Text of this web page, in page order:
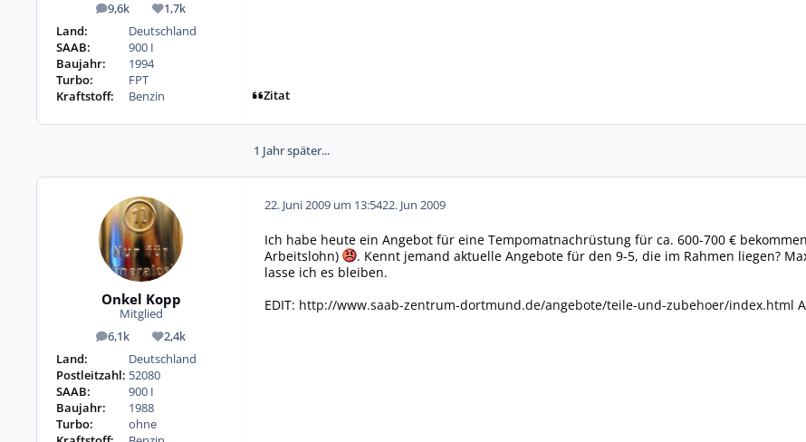
9,6k
Beiträge 1,7k
Reputation
Land:
Deutschland
SAAB:
900 I
Baujahr:
1994
Turbo:
FPT
Kraftstoff:
Benzin Zitat
1 Jahr später...
Onkel Kopp
Mitglied
6,1k
Beiträge 2,4k
Reputation
Land:
Deutschland
Postleitzahl: 52080
SAAB:
900 I
Baujahr:
1988
Turbo:
ohne
22. Juni 2009 um 13:5422. Jun 2009
Ich habe heute ein Angebot für eine Tempomatnachrüstung für ca. 600-700 €
Arbeitslohn)
. Kennt jemand aktuelle Angebote für den 9-5, die im Rahmen liegen?
lasse ich es bleiben.
EDIT: http://www.saab-zentrum-dortmund.de/angebote/teile-und-zubehoer/index.html